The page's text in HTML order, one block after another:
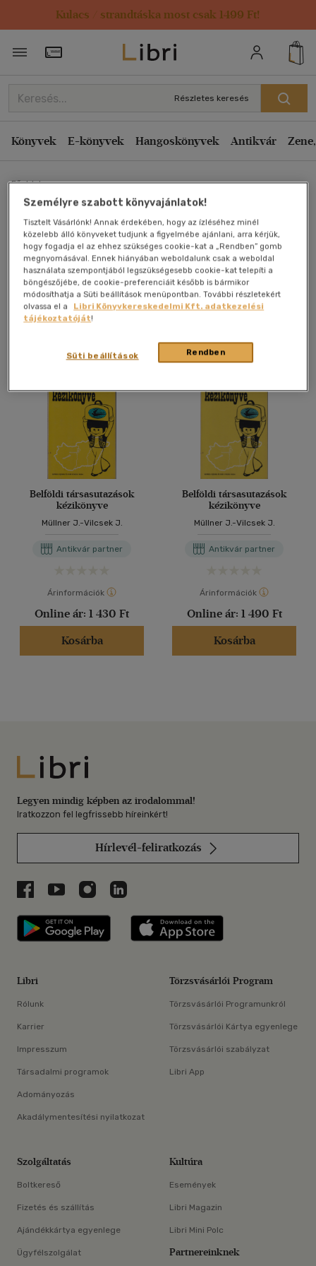
Kulacs / strandtáska most csak 1499 Ft!
Törzsvásárlói Kártya adatai
Részletes keresés
Könyvek E-könyvek Hangoskönyvek Antikvár
Főoldal
Belföldi társasutazások
kézikönyve
Müllner J.-Vilcsek J.
Antikvár könyv (2db)
Belföldi társasutazások
kézikönyve
Müllner J.-Vilcsek J.
Antikvár partner
Árinformációk
Online ár: 1 430 Ft
Kosárba
Belföldi társasutazások
kézikönyve
Müllner J.-Vilcsek J.
Antikvár partner
Árinformációk
Online ár: 1 490 Ft
Kosárba
Libri
Legyen mindig képben az irodalommal!
Iratkozzon fel legfrissebb híreinkért!
Hírlevél-feliratkozás
Libri a Facebookon
Libri a Youtube-on
Libri az Instagramon
Libri a LinkedInen
Libri applikáció Szerezd meg: Google
Libri
Rólunk
Karrier
Impresszum
Társadalmi programok
Adományozás
Akadálymentesítési nyilatkozat
Törzsvásárlói Program
Törzsvásárlói Programunkról
Törzsvásárlói Kártya egyenlege
Törzsvásárlói szabályzat
Libri App
Szolgáltatás
Boltkereső
Fizetés és szállítás
Ajándékkártya egyenlege
Ügyfélszolgálat
Kultúra
Események
Libri Magazin
Libri Mini Polc
Partnereinknek
Személyre szabott könyvajánlatok!
Tisztelt Vásárlónk! Annak érdekében, hogy az ízléséhez minél
közelebb álló könyveket tudjunk a figyelmébe ajánlani, arra kérjük,
hogy fogadja el az ehhez szükséges cookie-kat a „Rendben” gomb
megnyomásával. Ennek hiányában weboldalunk csak a weboldal
használata szempontjából legszükségesebb cookie-kat telepíti a
böngészőjébe, de cookie-preferenciáit később is bármikor
módosíthatja a Süti beállítások menüpontban. További részletekért
olvassa el a
Libri Könyvkereskedelmi Kft. adatkezelési
tájékoztatóját!
Rendben
Süti beállítások